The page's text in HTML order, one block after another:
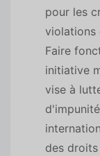
pour les
violations
Faire
initiative
vise à
des